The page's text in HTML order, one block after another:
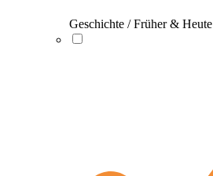
Geschichte / Früher & Heute